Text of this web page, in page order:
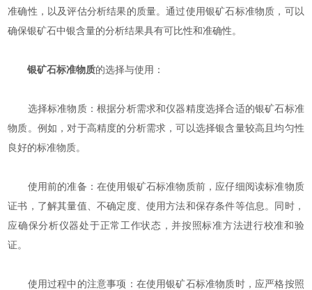
准确性，以及评估分析结果的质量。通过使用银矿石标准物质，可以
确保银矿石中银含量的分析结果具有可比性和准确性。
银矿石标准物质的选择与使用：
选择标准物质：根据分析需求和仪器精度选择合适的银矿石标准
物质。例如，对于高精度的分析需求，可以选择银含量较高且均匀性
良好的标准物质。
使用前的准备：在使用银矿石标准物质前，应仔细阅读标准物质
证书，了解其量值、不确定度、使用方法和保存条件等信息。同时，
应确保分析仪器处于正常工作状态，并按照标准方法进行校准和验
证。
使用过程中的注意事项：在使用银矿石标准物质时，应严格按照